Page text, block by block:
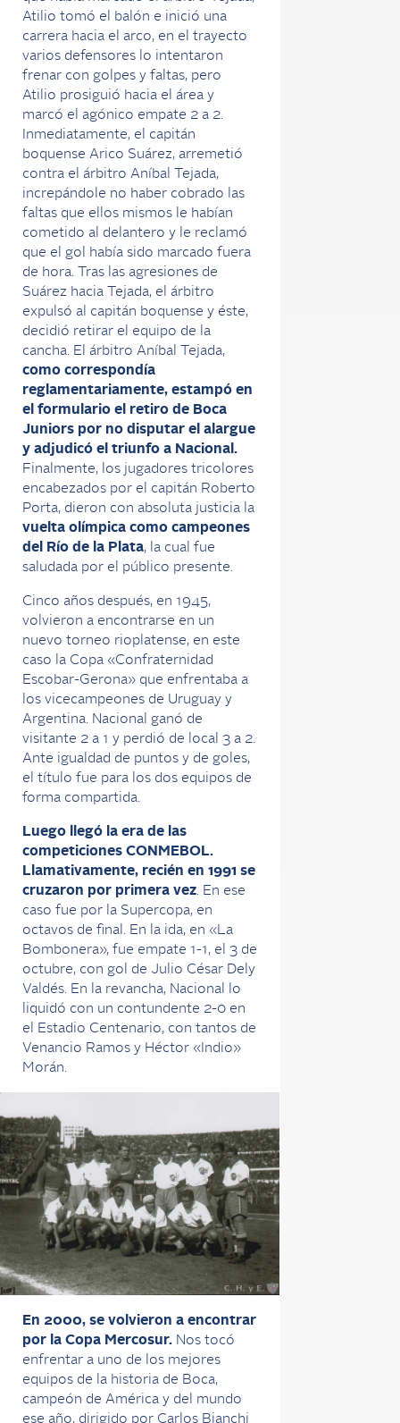
Atilio tomó el balón e inició una
carrera hacia el arco, en el trayecto
varios defensores lo intentaron
frenar con golpes y faltas, pero
Atilio prosiguió hacia el área y
marcó el agónico empate 2 a 2.
Inmediatamente, el capitán
boquense Arico Suárez, arremetió
contra el árbitro Aníbal Tejada,
increpándole no haber cobrado las
faltas que ellos mismos le habían
cometido al delantero y le reclamó
que el gol había sido marcado fuera
de hora. Tras las agresiones de
Suárez hacia Tejada, el árbitro
expulsó al capitán boquense y éste,
decidió retirar el equipo de la
cancha. El árbitro Aníbal Tejada,
como correspondía
reglamentariamente, estampó en
el formulario el retiro de Boca
Juniors por no disputar el alargue
y adjudicó el triunfo a Nacional.
Finalmente, los jugadores tricolores
encabezados por el capitán Roberto
Porta, dieron con absoluta justicia la
vuelta olímpica como campeones
del Río de la Plata, la cual fue
saludada por el público presente.
Cinco años después, en 1945,
volvieron a encontrarse en un
nuevo torneo rioplatense, en este
caso la Copa «Confraternidad
Escobar-Gerona» que enfrentaba a
los vicecampeones de Uruguay y
Argentina. Nacional ganó de
visitante 2 a 1 y perdió de local 3 a 2.
Ante igualdad de puntos y de goles,
el título fue para los dos equipos de
forma compartida.
Luego llegó la era de las
competiciones CONMEBOL.
Llamativamente, recién en 1991 se
cruzaron por primera vez. En ese
caso fue por la Supercopa, en
octavos de final. En la ida, en «La
Bombonera», fue empate 1-1, el 3 de
octubre, con gol de Julio César Dely
Valdés. En la revancha, Nacional lo
liquidó con un contundente 2-0 en
el Estadio Centenario, con tantos de
Venancio Ramos y Héctor «Indio»
Morán.
En 2000, se volvieron a encontrar
por la Copa Mercosur. Nos tocó
enfrentar a uno de los mejores
equipos de la historia de Boca,
campeón de América y del mundo
ese año, dirigido por Carlos Bianchi